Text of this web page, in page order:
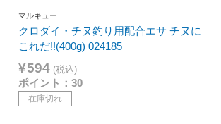
マルキュー
クロダイ・チヌ釣り用配合エサ チヌに
これだ!!(400g) 024185
¥594 (税込)
ポイント：30
在庫切れ